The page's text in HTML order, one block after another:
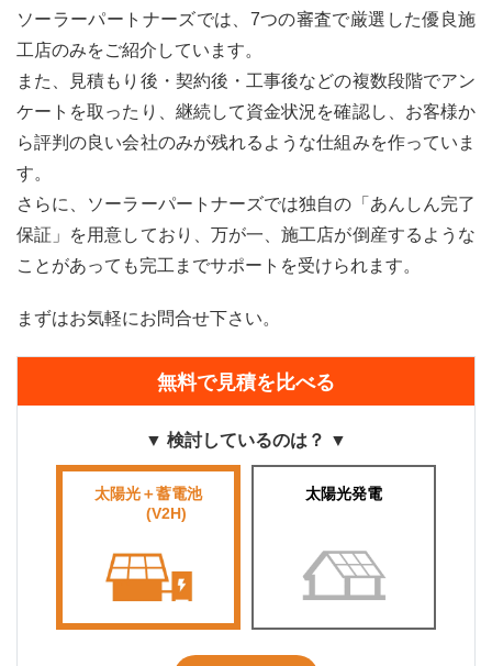
ソーラーパートナーズでは、7つの審査で厳選した優良施
工店のみをご紹介しています。
また、見積もり後・契約後・工事後などの複数段階でアン
ケートを取ったり、継続して資金状況を確認し、お客様か
ら評判の良い会社のみが残れるような仕組みを作っていま
す。
さらに、ソーラーパートナーズでは独自の「あんしん完了
保証」を用意しており、万が一、施工店が倒産するような
ことがあっても完工までサポートを受けられます。
まずはお気軽にお問合せ下さい。
無料で見積を比べる
▼ 検討しているのは？ ▼
太陽光＋蓄電池
(V2H)
太陽光発電